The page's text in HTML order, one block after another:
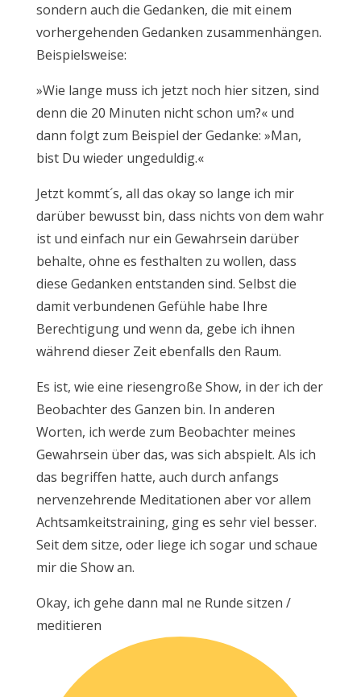
sondern auch die Gedanken, die mit einem
vorhergehenden Gedanken zusammenhängen.
Beispielsweise:
»Wie lange muss ich jetzt noch hier sitzen, sind
denn die 20 Minuten nicht schon um?« und
dann folgt zum Beispiel der Gedanke: »Man,
bist Du wieder ungeduldig.«
Jetzt kommt´s, all das okay so lange ich mir
darüber bewusst bin, dass nichts von dem wahr
ist und einfach nur ein Gewahrsein darüber
behalte, ohne es festhalten zu wollen, dass
diese Gedanken entstanden sind. Selbst die
damit verbundenen Gefühle habe Ihre
Berechtigung und wenn da, gebe ich ihnen
während dieser Zeit ebenfalls den Raum.
Es ist, wie eine riesengroße Show, in der ich der
Beobachter des Ganzen bin. In anderen
Worten, ich werde zum Beobachter meines
Gewahrsein über das, was sich abspielt. Als ich
das begriffen hatte, auch durch anfangs
nervenzehrende Meditationen aber vor allem
Achtsamkeitstraining, ging es sehr viel besser.
Seit dem sitze, oder liege ich sogar und schaue
mir die Show an.
Okay, ich gehe dann mal ne Runde sitzen /
meditieren